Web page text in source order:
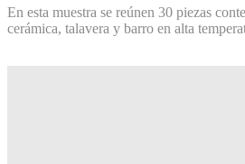
En esta muestra se reúnen 30 piezas
cerámica, talavera y barro en alta